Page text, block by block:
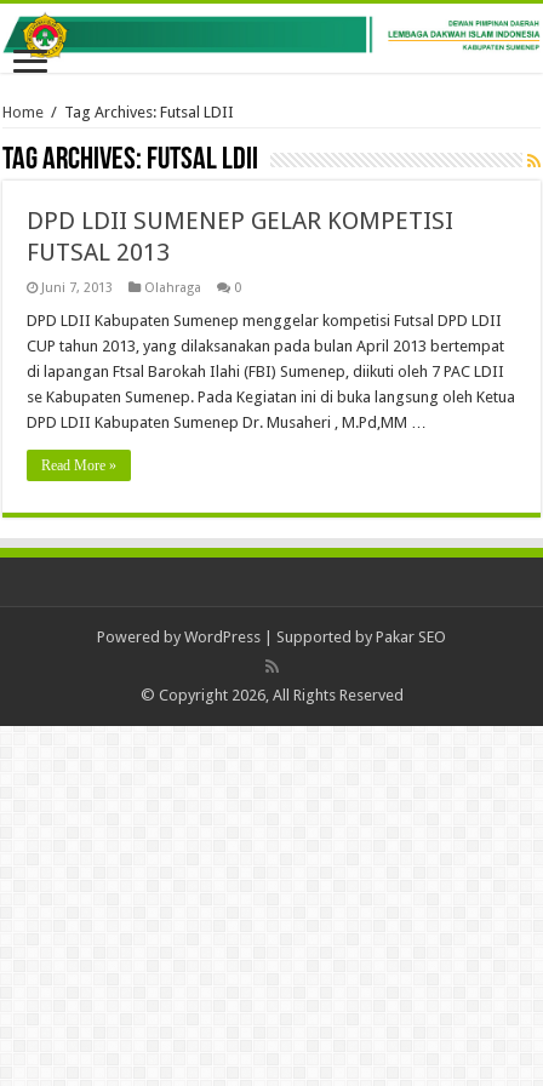
Home / Tag Archives: Futsal LDII
Tag Archives: Futsal LDII
DPD LDII SUMENEP GELAR KOMPETISI
FUTSAL 2013
Juni 7, 2013 Olahraga 0
DPD LDII Kabupaten Sumenep menggelar kompetisi Futsal DPD LDII
CUP tahun 2013, yang dilaksanakan pada bulan April 2013 bertempat
di lapangan Ftsal Barokah Ilahi (FBI) Sumenep, diikuti oleh 7 PAC LDII
se Kabupaten Sumenep. Pada Kegiatan ini di buka langsung oleh Ketua
DPD LDII Kabupaten Sumenep Dr. Musaheri , M.Pd,MM …
Read More »
Powered by WordPress | Supported by Pakar SEO
© Copyright 2026, All Rights Reserved